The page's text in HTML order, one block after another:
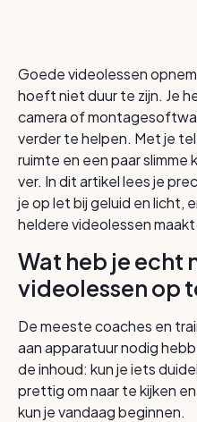
Goede videolessen
hoeft niet duur te zijn. Je
camera of
verder te helpen. Met je
ruimte en een paar slimme
ver. In dit artikel lees je
je op let bij geluid en licht,
heldere videolessen
Wat heb je echt
videolessen op
De meeste coaches en
aan apparatuur nodig
de inhoud: kun je iets
prettig om naar te kijken
kun je vandaag beginnen.